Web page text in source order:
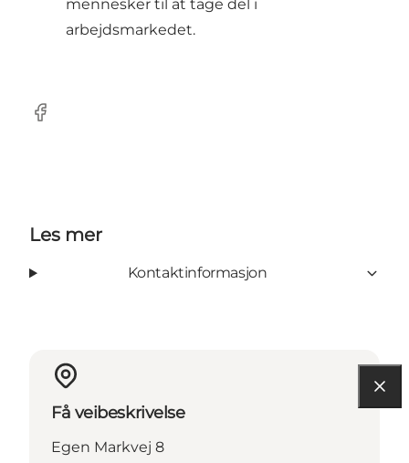
mennesker til at tage del i
arbejdsmarkedet.
Facebook
Les mer
Kontaktinformasjon
Få veibeskrivelse
Egen Markvej 8